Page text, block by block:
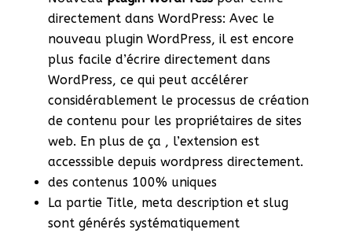
directement dans WordPress: Avec le
nouveau plugin WordPress, il est encore
plus facile d’écrire directement dans
WordPress, ce qui peut accélérer
considérablement le processus de création
de contenu pour les propriétaires de sites
web. En plus de ça , l’extension est
accesssible depuis wordpress directement.
des contenus 100% uniques
La partie Title, meta description et slug
sont générés systématiquement